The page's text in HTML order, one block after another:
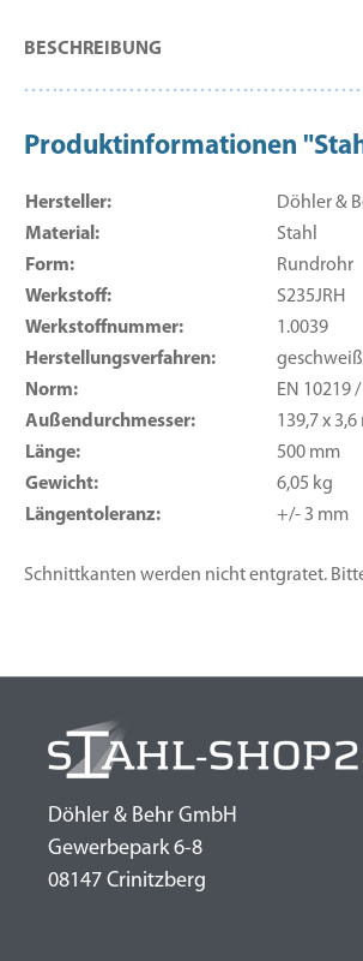
BESCHREIBUNG
Produktinformationen
Hersteller: Döhler &
Material:
Stahl
Form:
Rundrohr
Werkstoff:
S235JRH
Werkstoffnummer:
1.0039
Herstellungsverfahren:
Norm:
EN 10219
Außendurchmesser:
139,7 x
Länge:
500 mm
Gewicht:
6,05 kg
Längentoleranz:
+/- 3 mm
Schnittkanten werden nicht entgratet.
Döhler & Behr GmbH
Gewerbepark 6-8
08147 Crinitzberg